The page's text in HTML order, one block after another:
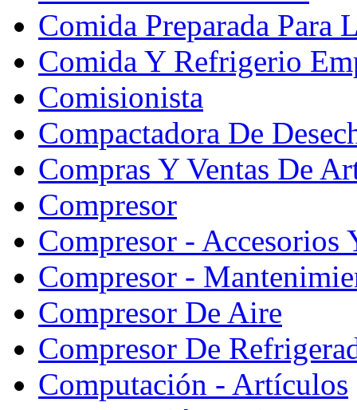
Comida Preparada Para
Comida Y Refrigerio
Comisionista
Compactadora De
Compras Y Ventas De
Compresor
Compresor - Accesorios
Compresor -
Compresor De Aire
Compresor De
Computación - Artículos